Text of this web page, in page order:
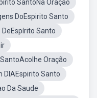
SantoNa Oração
DoEspirito Santo
DeEspírito Santo
Oração
DIAEspirito Santo
Da Saude